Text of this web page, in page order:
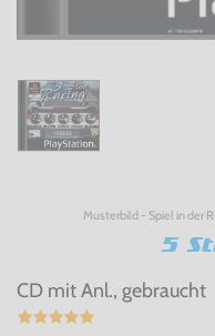
Musterbild - Spiel in der
5
CD mit Anl., gebraucht